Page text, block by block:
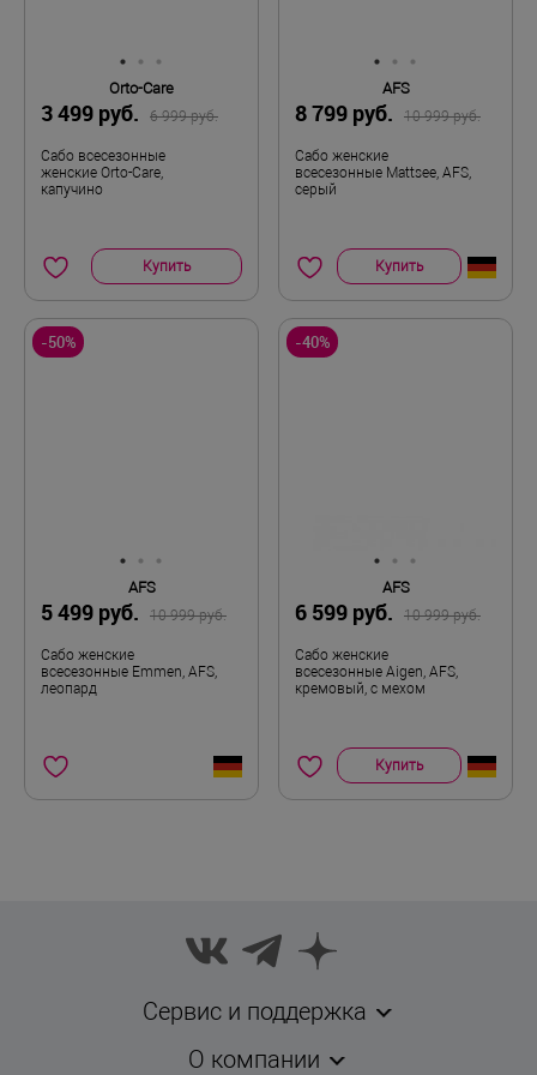
Материал подкладки
Натуральный мех /
Натуральная шерсть
Материал стельки
Натуральная шерсть /
Полнота
Сезон Круглый год
Комплектность
Orto-Care
3 499 руб. 6 999 руб.
Сабо всесезонные
женские Orto-Care,
капучино
Купить
AFS
8 799 руб. 10 999 руб.
Сабо женские
всесезонные Mattsee, AFS,
серый
Купить
-50%
AFS
5 499 руб. 10 999 руб.
Сабо женские
всесезонные Emmen, AFS,
леопард
-40%
AFS
6 599 руб. 10 999 руб.
Сабо женские
всесезонные Aigen, AFS,
кремовый, с мехом
Купить
Сервис и поддержка
О компании